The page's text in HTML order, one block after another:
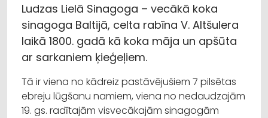
Ludzas Lielā Sinagoga – vecākā koka
sinagoga Baltijā, celta rabīna V. Altšulera
laikā 1800. gadā kā koka māja un apšūta
ar sarkaniem ķieģeļiem.
Tā ir viena no kādreiz pastāvējušiem 7 pilsētas
ebreju lūgšanu namiem, viena no nedaudzajām
19. gs. radītajām visvecākajām sinagogām